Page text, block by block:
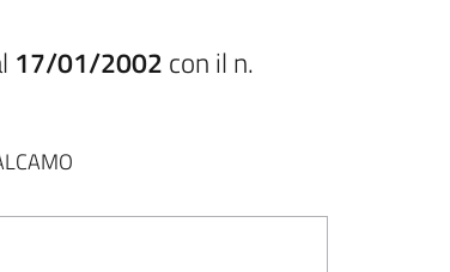
17/01/2002 con il n.